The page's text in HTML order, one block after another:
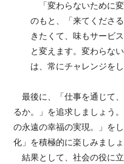
「変わらないために
のもと、「来てくださ
きたくて、味もサービ
と変えます。変わらな
は、常にチャレンジを
最後に、「仕事を通じて
るか。」を追求しましょう
の永遠の幸福の実現。」を
化」を積極的に楽しみましょ
結果として、社会の役に